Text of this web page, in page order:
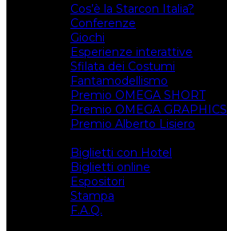
Cos’è la Starcon Italia?
Conferenze
Giochi
Esperienze interattive
Sfilata dei Costumi
Fantamodellismo
Premio OMEGA SHORT
Premio OMEGA GRAPHICS
Premio Alberto Lisiero
Biglietti con Hotel
Biglietti online
Espositori
Stampa
F.A.Q.